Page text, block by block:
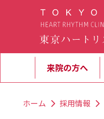
来院の方へ
ホーム 採用情報